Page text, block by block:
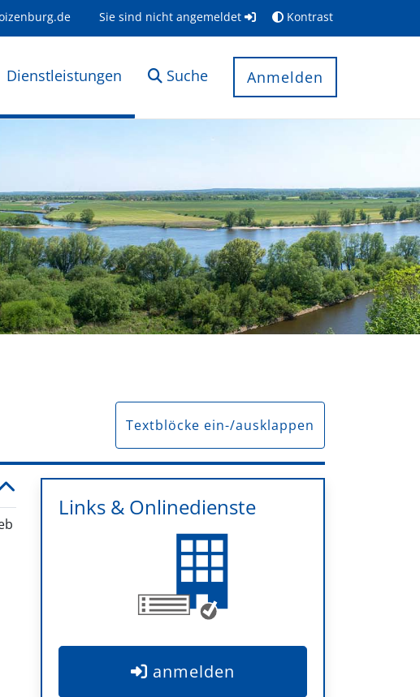
Sie sind nicht angemeldet Kontrast
Dienstleistungen Suche Anmelden
Textblöcke ein-/ausklappen
Links & Onlinedienste
anmelden